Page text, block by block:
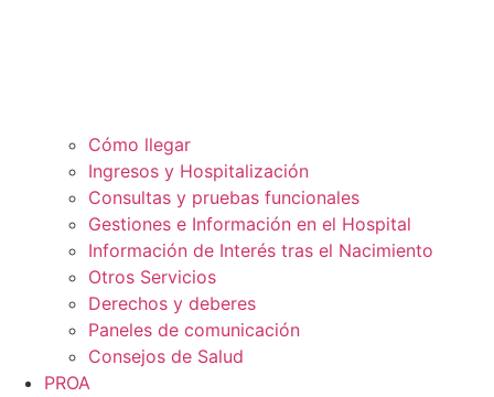
Cómo llegar
Ingresos y Hospitalización
Consultas y pruebas funcionales
Gestiones e Información en el Hospital
Información de Interés tras el Nacimiento
Otros Servicios
Derechos y deberes
Paneles de comunicación
Consejos de Salud
PROA